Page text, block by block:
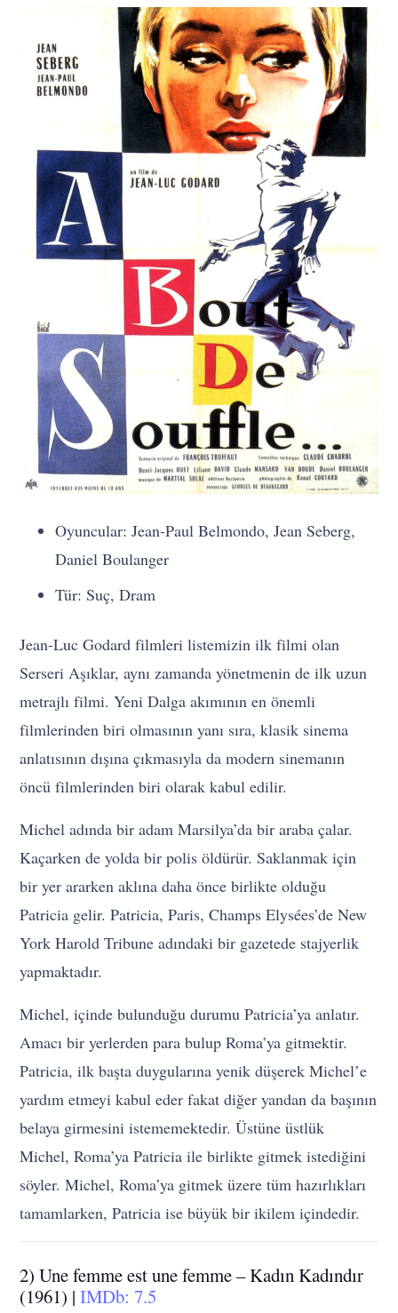
Oyuncular: Jean-Paul Belmondo, Jean Seberg,
Daniel Boulanger
Tür: Suç, Dram
Jean-Luc Godard filmleri listemizin ilk filmi olan
Serseri Aşıklar, aynı zamanda yönetmenin de ilk uzun
metrajlı filmi. Yeni Dalga akımının en önemli
filmlerinden biri olmasının yanı sıra, klasik sinema
anlatısının dışına çıkmasıyla da modern sinemanın
öncü filmlerinden biri olarak kabul edilir.
Michel adında bir adam Marsilya’da bir araba çalar.
Kaçarken de yolda bir polis öldürür. Saklanmak için
bir yer ararken aklına daha önce birlikte olduğu
Patricia gelir. Patricia, Paris, Champs Elysées’de New
York Harold Tribune adındaki bir gazetede stajyerlik
yapmaktadır.
Michel, içinde bulunduğu durumu Patricia’ya anlatır.
Amacı bir yerlerden para bulup Roma’ya gitmektir.
Patricia, ilk başta duygularına yenik düşerek Michel’e
yardım etmeyi kabul eder fakat diğer yandan da başının
belaya girmesini istememektedir. Üstüne üstlük
Michel, Roma’ya Patricia ile birlikte gitmek istediğini
söyler. Michel, Roma’ya gitmek üzere tüm hazırlıkları
tamamlarken, Patricia ise büyük bir ikilem içindedir.
2) Une femme est une femme – Kadın Kadındır
(1961) |IMDb: 7.5